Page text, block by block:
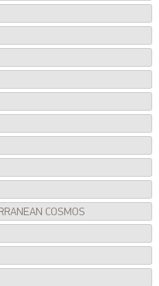
COSMOS